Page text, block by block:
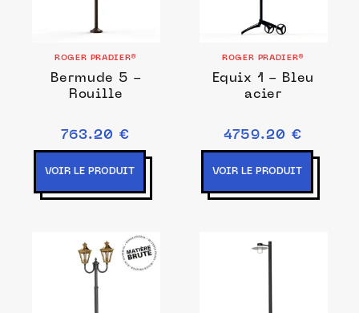
ROGER PRADIER®
Bermude 5 -
Rouille
763.20 €
VOIR LE PRODUIT
ROGER PRADIER®
Equix 1 - Bleu
acier
4759.20 €
VOIR LE PRODUIT